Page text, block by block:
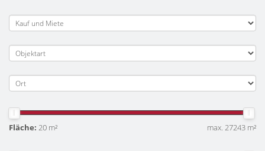
Fläche: 20 m² max. 27243 m²